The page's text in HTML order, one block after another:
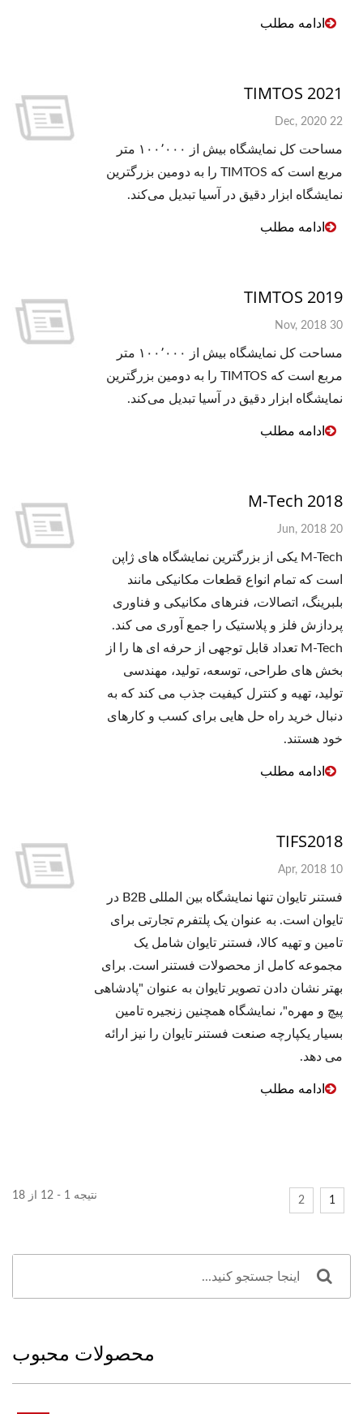
ادامه مطلب
TIMTOS 2021
22 Dec, 2020
مساحت کل نمایشگاه بیش از ۱۰۰٬۰۰۰ متر
مربع است که TIMTOS را به دومین بزرگترین
نمایشگاه ابزار دقیق در آسیا تبدیل می‌کند.
ادامه مطلب
TIMTOS 2019
30 Nov, 2018
مساحت کل نمایشگاه بیش از ۱۰۰٬۰۰۰ متر
مربع است که TIMTOS را به دومین بزرگترین
نمایشگاه ابزار دقیق در آسیا تبدیل می‌کند.
ادامه مطلب
M-Tech 2018
20 Jun, 2018
M-Tech یکی از بزرگترین نمایشگاه های ژاپن
است که تمام انواع قطعات مکانیکی مانند
بلبرینگ، اتصالات، فنرهای مکانیکی و فناوری
پردازش فلز و پلاستیک را جمع آوری می کند.
M-Tech تعداد قابل توجهی از حرفه ای ها را از
بخش های طراحی، توسعه، تولید، مهندسی
تولید، تهیه و کنترل کیفیت جذب می کند که به
دنبال خرید راه حل هایی برای کسب و کارهای
خود هستند.
ادامه مطلب
TIFS2018
10 Apr, 2018
فستنر تایوان تنها نمایشگاه بین المللی B2B در
تایوان است. به عنوان یک پلتفرم تجارتی برای
تامین و تهیه کالا، فستنر تایوان شامل یک
مجموعه کامل از محصولات فستنر است. برای
بهتر نشان دادن تصویر تایوان به عنوان "پادشاهی
پیچ و مهره"، نمایشگاه همچنین زنجیره تامین
بسیار یکپارچه صنعت فستنر تایوان را نیز ارائه
می دهد.
ادامه مطلب
نتیجه 1 - 12 از 18 1
2
محصولات محبوب